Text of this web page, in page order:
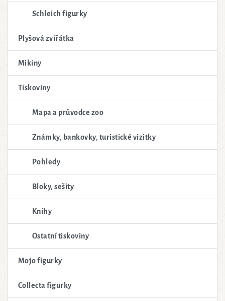
Schleich figurky
Plyšová zvířátka
Mikiny
Tiskoviny
Mapa a průvodce zoo
Známky, bankovky, turistické vizitky
Pohledy
Bloky, sešity
Knihy
Ostatní tiskoviny
Mojo figurky
Collecta figurky